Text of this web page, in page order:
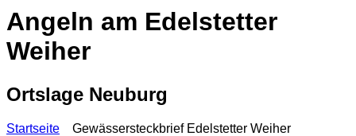
Angeln am Edelstetter
Weiher
Ortslage Neuburg
Startseite Gewässersteckbrief Edelstetter Weiher